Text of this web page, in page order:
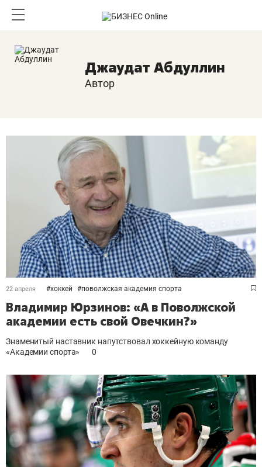
Джаудат Абдуллин
Автор
22 апреля #хоккей #поволжская академия спорта
Владимир Юрзинов: «А в Поволжской
академии есть свой Овечкин?»
Знаменитый наставник напутствовал хоккейную команду
«Академии спорта»
0